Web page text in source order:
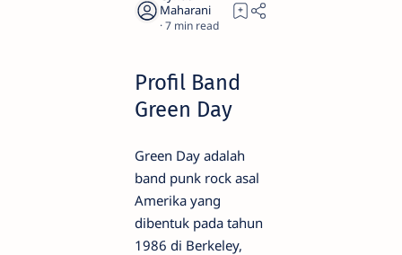
7
Profil Band
Green Day
Green Day adalah
band punk rock asal
Amerika yang
dibentuk pada tahun
1986 di Berkeley,